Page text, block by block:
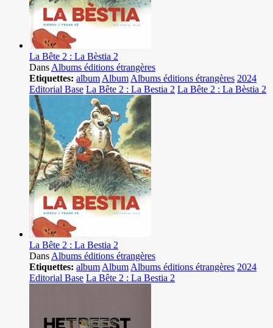
La Bête 2 : La Bèstia 2
Dans Albums éditions étrangères
Etiquettes: album Album Albums éditions étrangères 2024
Editorial Base La Bête 2 : La Bestia 2 La Bête 2 : La Bèstia 2
La Bête 2 : La Bestia 2
Dans Albums éditions étrangères
Etiquettes: album Album Albums éditions étrangères 2024
Editorial Base La Bête 2 : La Bestia 2